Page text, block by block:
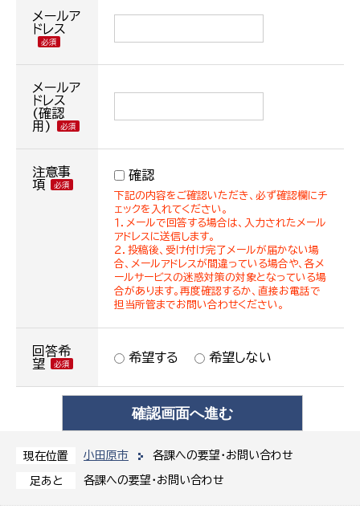
現在位置 小田原市 各課への要望・お問い合わせ
足あと 各課への要望・お問い合わせ
メールア
ドレス
メールア
ドレス
(確認
用)
注意事
項
確認
下記の内容をご確認いただき、必ず確認欄にチ
ェックを入れてください。
１．メールで回答する場合は、入力されたメール
アドレスに送信します。
２．投稿後、受け付け完了メールが届かない場
合、メールアドレスが間違っている場合や、各メ
ールサービスの迷惑対策の対象となっている場
合があります。再度確認するか、直接お電話で
担当所管までお問い合わせください。
回答希
望
希望する 希望しない